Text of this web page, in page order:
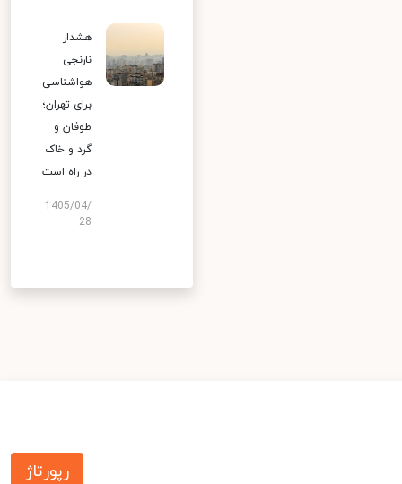
هشدار
نارنجی
هواشناسی
برای تهران؛
طوفان و
گرد و خاک
در راه است
1405/04/
28
رپورتاژ